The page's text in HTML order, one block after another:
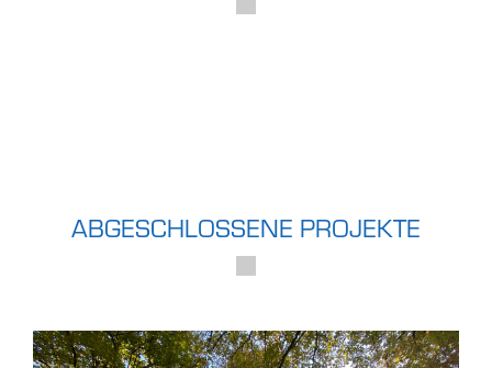
ABGESCHLOSSENE PROJEKTE